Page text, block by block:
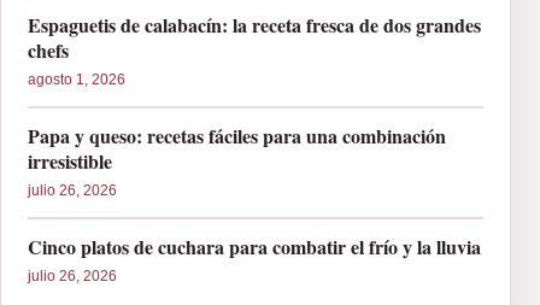
Espaguetis de calabacín: la receta fresca de dos grandes
chefs
agosto 1, 2026
Papa y queso: recetas fáciles para una combinación
irresistible
julio 26, 2026
Cinco platos de cuchara para combatir el frío y la lluvia
julio 26, 2026